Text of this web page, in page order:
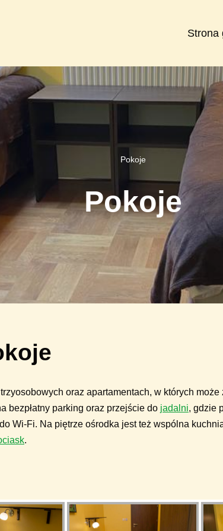
Strona
Pokoje
Pokoje
oraz apartamentach, w których
bezpłatny parking oraz przejście do jadalni, gdzie
Wi-Fi. Na piętrze ośrodka jest też wspólna
.